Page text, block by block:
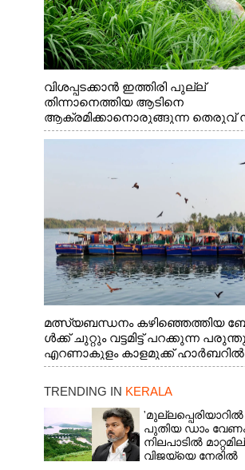
വിശപ്പടക്കാൻ ഇത്തിരി പുല്ല്
തിന്നാനെത്തിയ ആടിനെ
ആക്രമിക്കാനൊരുങ്ങുന്ന തെരുവ്
എറണാകുളം വാത്തുരുത്തിയിൽ
മത്സ്യബന്ധനം കഴിഞ്ഞെത്തിയ
ൾക്ക് ചുറ്റും വട്ടമിട്ട് പറക്കുന്ന
എറണാകുളം കാളമുക്ക് ഹാർബറിൽ
ള്ള കാഴ്ച
TRENDING IN KERALA
'മുല്ലപ്പെരിയാറിൽ
പുതിയ ഡാം
നിലപാടിൽ
വിജയ്‌യെ നേരിൽ